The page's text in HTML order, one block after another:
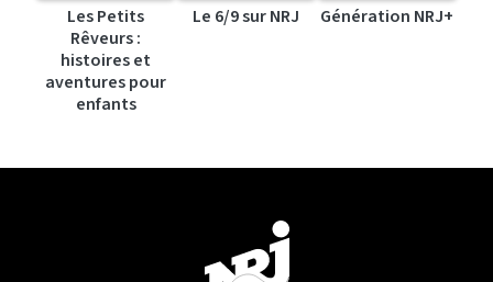
Les Petits
Rêveurs :
histoires et
aventures pour
enfants
Le 6/9 sur NRJ Génération NRJ+